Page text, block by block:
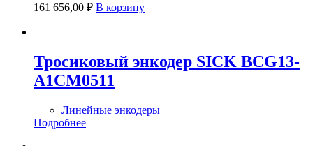
161 656,00 ₽ В корзину
Тросиковый энкодер SICK BCG13-
A1CM0511
Линейные энкодеры
Подробнее